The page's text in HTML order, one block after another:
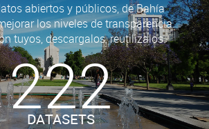
abiertos y públicos, de Bahía
los niveles de transparencia.
tuyos, descargalos, reutilizalos.
222
DATASETS